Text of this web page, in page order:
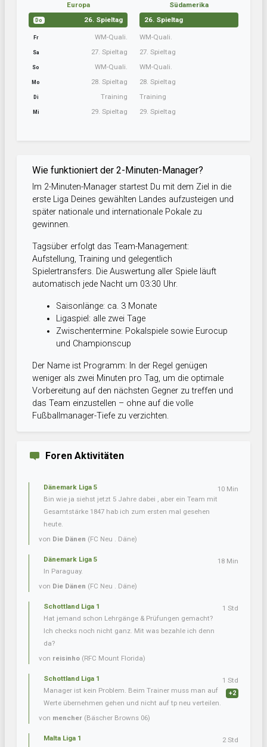
Europa
Do 26. Spieltag
Fr WM-Quali.
Sa 27. Spieltag
So WM-Quali.
Mo 28. Spieltag
Di Training
Mi 29. Spieltag
Südamerika
26. Spieltag
WM-Quali.
27. Spieltag
WM-Quali.
28. Spieltag
Training
29. Spieltag
Wie funktioniert der 2-Minuten-Manager?
Im 2-Minuten-Manager startest Du mit dem Ziel in die
erste Liga Deines gewählten Landes aufzusteigen und
später nationale und internationale Pokale zu
gewinnen.
Tagsüber erfolgt das Team-Management:
Aufstellung, Training und gelegentlich
Spielertransfers. Die Auswertung aller Spiele läuft
automatisch jede Nacht um 03:30 Uhr.
Saisonlänge: ca. 3 Monate
Ligaspiel: alle zwei Tage
Zwischentermine: Pokalspiele sowie Eurocup
und Championscup
Der Name ist Programm: In der Regel genügen
weniger als zwei Minuten pro Tag, um die optimale
Vorbereitung auf den nächsten Gegner zu treffen und
das Team einzustellen – ohne auf die volle
Fußballmanager-Tiefe zu verzichten.
Foren Aktivitäten
Dänemark Liga 5
Bin wie ja siehst jetzt 5 Jahre dabei , aber ein Team mit
Gesamtstärke 1847 hab ich zum ersten mal gesehen
heute.
von Die Dänen (FC Neu . Däne)
10 Min
Dänemark Liga 5
In Paraguay.
von Die Dänen (FC Neu . Däne)
18 Min
Schottland Liga 1
Hat jemand schon Lehrgänge & Prüfungen gemacht?
Ich checks noch nicht ganz. Mit was bezahle ich denn
da?
von reisinho (RFC Mount Florida)
1 Std
Schottland Liga 1
Manager ist kein Problem. Beim Trainer muss man auf
Werte übernehmen gehen und nicht auf tp neu verteilen.
von mencher (Bäscher Browns 06)
1 Std
+2
Malta Liga 1
2 Std